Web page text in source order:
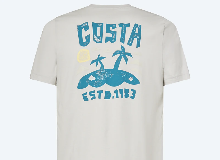
Precio:
Cantidad:
Precio:
Sin cargo
Cantidad: